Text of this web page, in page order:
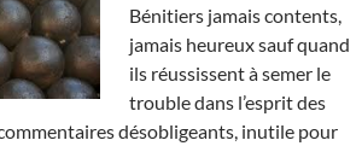
Bénitiers jamais contents,
jamais heureux sauf quand
ils réussissent à semer le
trouble dans l’esprit des
désobligeants, inutile pour